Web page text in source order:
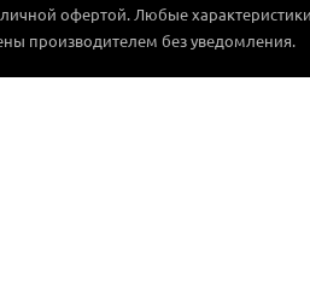
офертой. Любые
производителем без уведомления.